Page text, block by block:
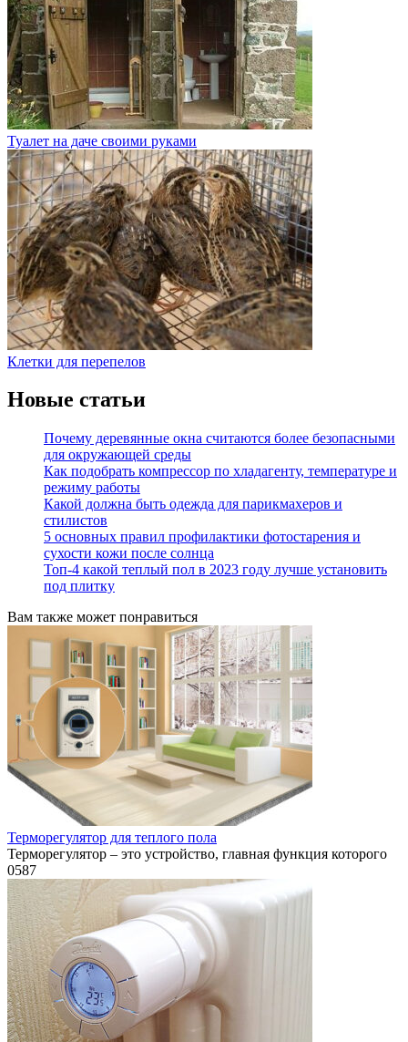
Туалет на даче своими руками
Клетки для перепелов
Новые статьи
Почему деревянные окна считаются более безопасными
для окружающей среды
Как подобрать компрессор по хладагенту, температуре и
режиму работы
Какой должна быть одежда для парикмахеров и
стилистов
5 основных правил профилактики фотостарения и
сухости кожи после солнца
Топ-4 какой теплый пол в 2023 году лучше установить
под плитку
Вам также может понравиться
Терморегулятор для теплого пола
Терморегулятор – это устройство, главная функция которого
0587